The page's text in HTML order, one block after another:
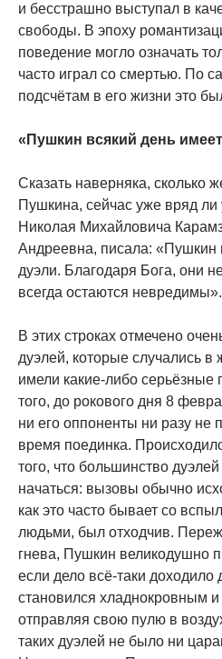
и бесстрашно выступал в
свободы. В эпоху
поведение могло означать
часто играл со смертью. По
подсчётам в его жизни это
«Пушкин всякий день
Сказать наверняка, сколько
Пушкина, сейчас уже вряд ли
Николая Михайловича
Андреевна, писала: «Пушкин
дуэли. Благодаря Бога, они
всегда остаются невредимы».
В этих строках отмечено
дуэлей, которые случались в
имели какие-либо серьёзные
того, до рокового дня 8
ни его оппоненты ни разу не
время поединка.
того, что большинство
начаться: вызовы обычно
как это часто бывает со
людьми, был отходчив.
гнева, Пушкин великодушно
если дело всё-таки доходило
становился хладнокровным
отправляя свою пулю в
таких дуэлей не было ни